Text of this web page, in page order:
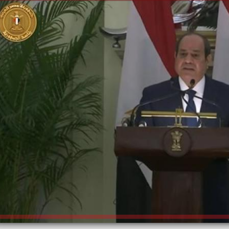
إلهام شرشر تكتب: دي مبقتش كورة..
دي سياسة
الكاتبة إلهام شرشر تهنئ الرئيس
السيسي بعيد ميلاده وتُشيد بجهوده
في بناء الدولة